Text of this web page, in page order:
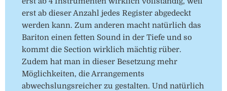
erst ab dieser Anzahl jedes Register abgedeckt
werden kann. Zum anderen macht natürlich das
Bariton einen fetten Sound in der Tiefe und so
kommt die Section wirklich mächtig rüber.
Zudem hat man in dieser Besetzung mehr
Möglichkeiten, die Arrangements
abwechslungsreicher zu gestalten. Und natürlich